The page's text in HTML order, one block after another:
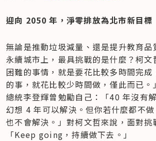
迎向 2050 年，淨零排放為北市新目標
無論是推動垃圾減量、還是提升教育品
永續城市上，最具挑戰的是什麼？柯文
困難的事情，就是要花比較多時間完成
的事，就花比較少時間做，僅此而已。
總統李登輝曾勉勵自己：「40 年沒有
幻想 4 年可以解決。但你若什麼都不
也不會解決。」對柯文哲來說，面對挑
「Keep going，持續做下去。」